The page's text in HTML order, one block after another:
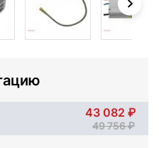
43 082
49 756